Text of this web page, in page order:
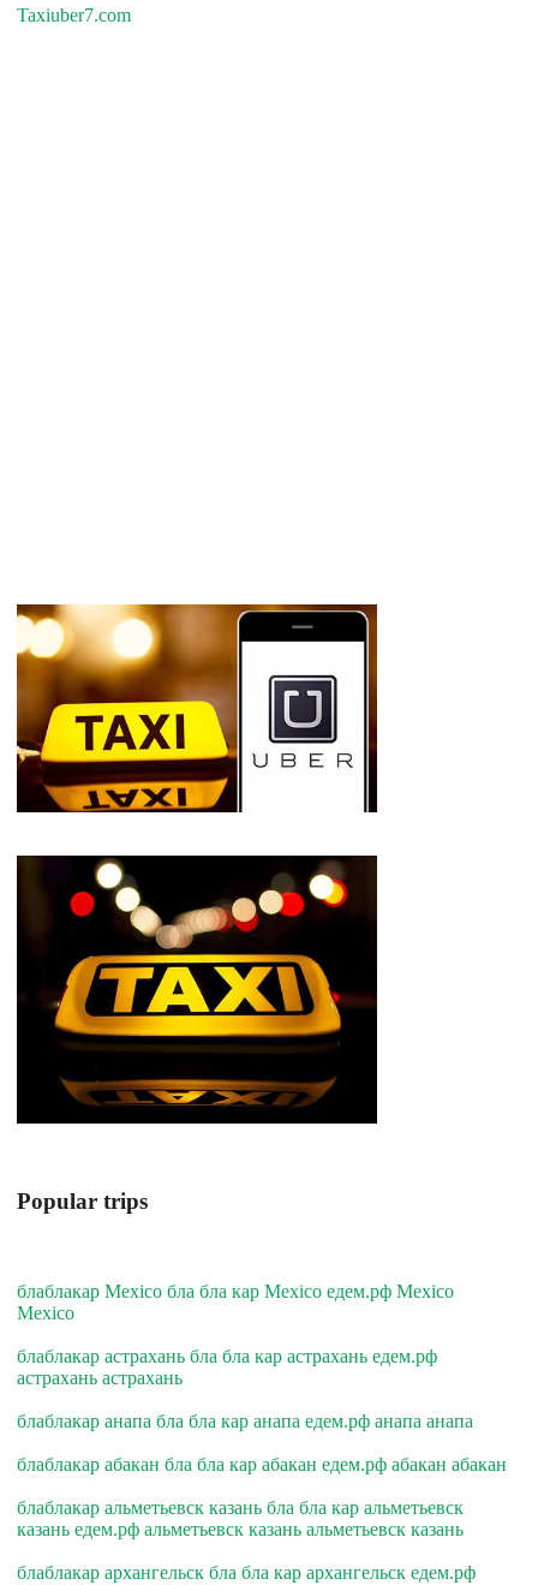
Taxiuber7.com
Popular trips
блаблакар Mexico бла бла кар Mexico едем.рф Mexico
Mexico
блаблакар астрахань бла бла кар астрахань едем.рф
астрахань астрахань
блаблакар анапа бла бла кар анапа едем.рф анапа анапа
блаблакар абакан бла бла кар абакан едем.рф абакан абакан
блаблакар альметьевск казань бла бла кар альметьевск
казань едем.рф альметьевск казань альметьевск казань
блаблакар архангельск бла бла кар архангельск едем.рф